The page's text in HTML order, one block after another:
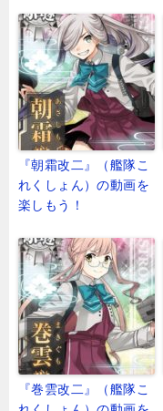
『朝霜改二』（艦隊こ
れくしょん）の動画を
楽しもう！
『巻雲改二』（艦隊こ